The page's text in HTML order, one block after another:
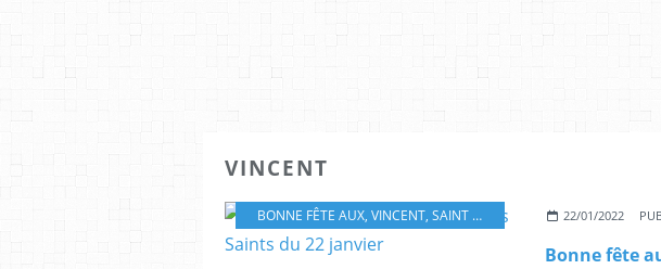
VINCENT
BONNE FÊTE AUX, VINCENT, SAINT VINCENT SAINTS TIMOTHÉE
22/01/2022